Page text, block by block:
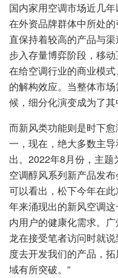
国内家用空调市场近几
在外资品牌群体中所处
直保持着较高的产品与
步入存量博弈阶段，移
在给空调行业的商业模
的解构效应。当整体市
候，细分化演变成为了其
而新风类功能则是时下
一，现在，绝大多数主
出。2022年8月份，主题
空调醇风系列新产品发
可以看出，松下今年在
年来涌现出的新风空调
内用户的健康化需求。
龙在接受笔者访问时就
度去开发我们的产品，
域有所突破。”